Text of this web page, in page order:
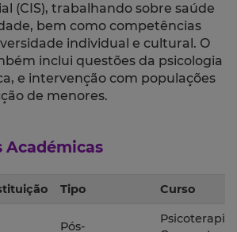
(CIS), trabalhando sobre saúde
bem como competências
individual e cultural. O
inclui questões da psicologia
e intervenção com populações
de menores.
Académicas
Tipo Curso
Pós-
Psicoterapia